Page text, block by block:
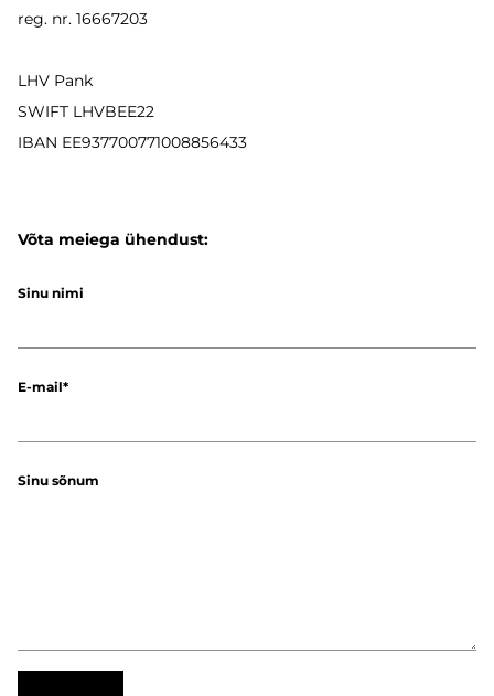
reg. nr. 16667203
LHV Pank
SWIFT LHVBEE22
IBAN EE937700771008856433
Võta meiega ühendust:
Sinu nimi
E-mail
Sinu sõnum